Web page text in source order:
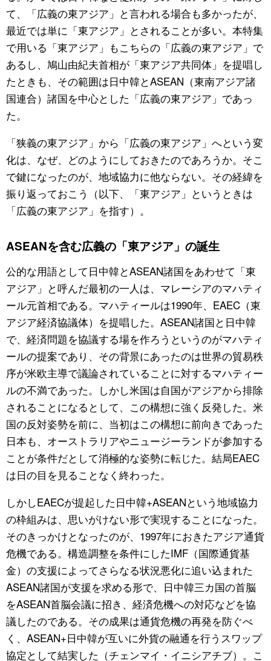
て、「広義の東アジア」と言われる場合も多かったが、
最近では単に「東アジア」とされることが多い。本特集
で用いる「東アジア」もこちらの「広義の東アジア」で
あるし、鳩山由紀夫首相が「東アジア共同体」を提唱し
たときも、その範囲は日中韓とASEAN（東南アジア諸
国連合）諸国を中心とした「広義の東アジア」であっ
た。
「狭義の東アジア」から「広義の東アジア」へという変
化は、なぜ、どのようにしておきたのであろうか。そこ
で鍵になったのが、地域協力に他ならない。その経緯を
振り返っておこう（以下、「東アジア」というときは
「広義の東アジア」を指す）。
ASEANを含む広義の「東アジア」の誕生
公的な用語として日中韓とASEAN諸国をあわせて「東
アジア」と呼んだ最初の一人は、マレーシアのマハティ
ール元首相である。マハティールは1990年、EAEC（東
アジア経済協議体）を提唱した。ASEAN諸国と日中韓
で、経済問題を協議する場を作ろうというのがマハティ
ールの提案であり、その背景にあったのは世界の貿易秩
序が米欧主導で議論されていることに対するマハティー
ルの不満であった。しかし米国は自国がアジアから排除
されることになるとして、この構想に強く反発した。米
国の反対姿勢を前に、当初はこの構想に前向きであった
日本も、オーストラリアやニュージーランドが参加する
ことが条件だとして消極的な姿勢に転じた。結局EAEC
は日の目を見ることなく終わった。
しかしEAECが提起した日中韓+ASEANという地域協力
の枠組みは、思いがけない形で実現することになった。
そのきっかけとなったのが、1997年におきたアジア通貨
危機である。構造調整を条件にしたIMF（国際通貨基
金）の支援によってさらなる状況悪化に追い込まれた
ASEAN諸国が支援を求める形で、日中韓三カ国の首脳
をASEAN首脳会議に招き、経済危機への対応などを協
議したのである。その成果は通貨危機の再発を防ぐべ
く、ASEAN+日中韓が互いに外貨の融通を行うスワップ
協定として結実した（チェンマイ・イニシアチブ）。こ